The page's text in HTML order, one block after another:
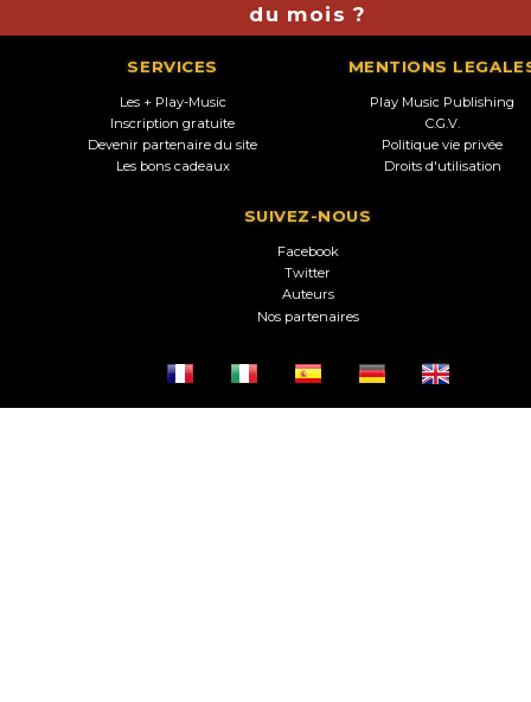
du mois ?
SERVICES
Les + Play-Music
Inscription gratuite
Devenir partenaire du site
Les bons cadeaux
MENTIONS
Play Music Publishing
C.G.V.
Politique vie privée
Droits d'utilisation
SUIVEZ-NOUS
Facebook
Twitter
Auteurs
Nos partenaires